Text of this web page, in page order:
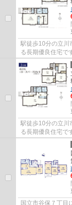
駅徒歩10分の立川
る長期優良住宅で
あるので食品の収
駅徒歩10分の立川
る長期優良住宅で
ルキー等、設備も
国立市谷保７丁目